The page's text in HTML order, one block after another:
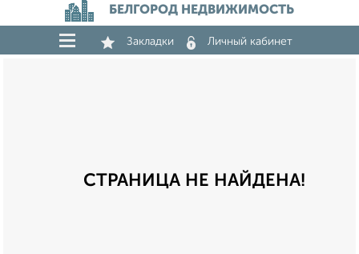
БЕЛГОРОД НЕДВИЖИМОСТЬ
Закладки Личный кабинет
СТРАНИЦА НЕ НАЙДЕНА!